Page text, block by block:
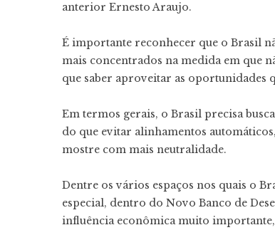
anterior Ernesto Araujo.
É importante reconhecer que o Brasil
mais concentrados na medida em que
que saber aproveitar as oportunidades
Em termos gerais, o Brasil precisa
do que evitar alinhamentos
mostre com mais neutralidade.
Dentre os vários espaços nos quais o
especial, dentro do Novo Banco de
influência econômica muito